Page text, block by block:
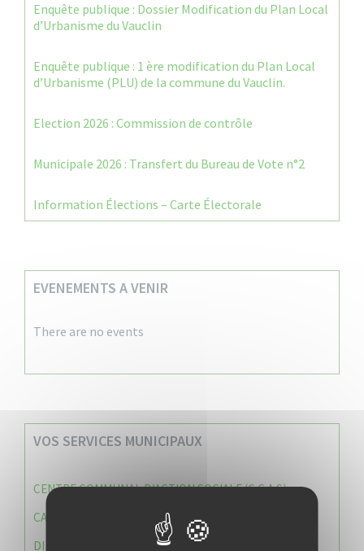
Enquête publique : Dossier Modification du Plan Local
d’Urbanisme du Vauclin
Enquête publique : 1 ère modification du Plan Local
d’Urbanisme (PLU) de la commune du Vauclin.
Election 2026 : Commission de contrôle
Municipale 2026 : Transfert du Bureau de Vote n°2
Information Élections – Carte Électorale
EVENEMENTS A VENIR
There are no events
VOS SERVICES MUNICIPAUX
CENTRE COMMUNAL D’ACTION SOCIALE (C.C.A.S)
CAISSE DES ÉCOLES
DIRECTION DES SERVICES TECHNIQUES